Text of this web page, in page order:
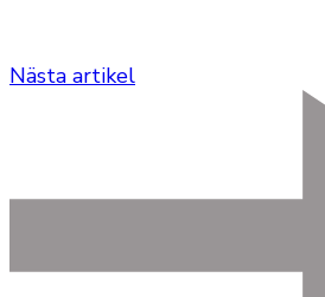
Nästa artikel